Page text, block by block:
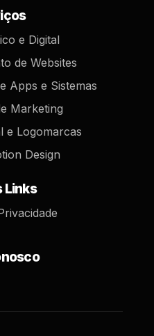
e Digital
de Websites
Apps e Sistemas
Marketing
e Logomarcas
Design
Links